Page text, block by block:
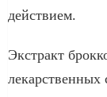
действием.
Экстракт
лекарственных